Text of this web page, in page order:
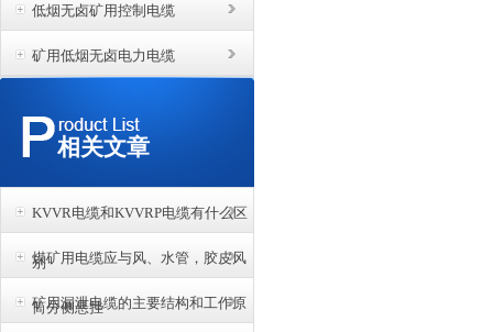
低烟无卤矿用控制电缆
矿用低烟无卤电力电缆
相关文章
KVVR电缆和KVVRP电缆有什么区
别
煤矿用电缆应与风、水管，胶皮风
筒分侧悬挂
矿用漏泄电缆的主要结构和工作原